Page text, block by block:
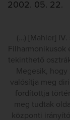
2002. 05. 22.
(…) [Mahler]
Filharmonikusok
tekinthető
Megesik,
valósítja meg
fordítottja
meg tudtak
központi